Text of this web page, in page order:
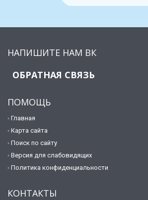
НАПИШИТЕ НАМ ВК
ОБРАТНАЯ СВЯЗЬ
ПОМОЩЬ
Главная
Карта сайта
Поиск по сайту
Версия для слабовидящих
Политика конфиденциальности
КОНТАКТЫ